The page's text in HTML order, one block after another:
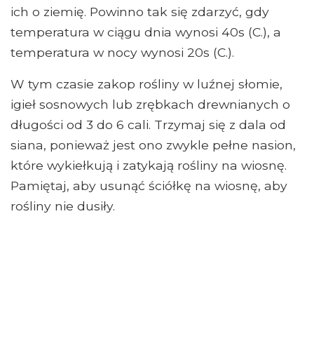
ich o ziemię. Powinno tak się zdarzyć, gdy
temperatura w ciągu dnia wynosi 40s (C.), a
temperatura w nocy wynosi 20s (C.).
W tym czasie zakop rośliny w luźnej słomie,
igieł sosnowych lub zrębkach drewnianych o
długości od 3 do 6 cali. Trzymaj się z dala od
siana, ponieważ jest ono zwykle pełne nasion,
które wykiełkują i zatykają rośliny na wiosnę.
Pamiętaj, aby usunąć ściółkę na wiosnę, aby
rośliny nie dusiły.